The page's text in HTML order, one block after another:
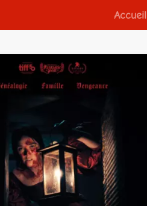
Accueil